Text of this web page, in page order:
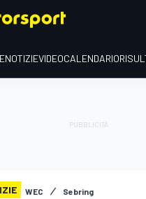
NOTIZIEVIDEOCALENDARIO
WEC Sebring